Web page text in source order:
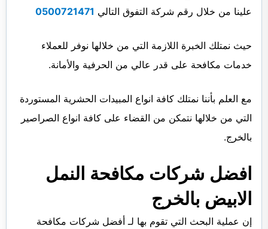
علينا من خلال رقم شركة التفوق التالي 0500721471
حيث نمتلك الخبرة اللازمة التي من خلالها نوفر للعملاء
خدمات مكافحة على قدر عالي من الحرفية والأمانة.
مع العلم بأننا نمتلك كافة انواع المبيدات الحشرية المستوردة
التي من خلالها نتمكن من القضاء على كافة انواع الصراصير
بالخرج.
افضل شركات مكافحة النمل
الابيض بالخرج
إن عملية البحث التي تقوم بها لـ أفضل شركات مكافحة